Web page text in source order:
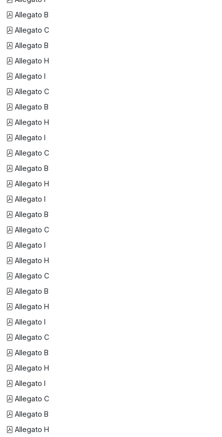
Allegato B
Allegato C
Allegato B
Allegato H
Allegato I
Allegato C
Allegato B
Allegato H
Allegato I
Allegato C
Allegato B
Allegato H
Allegato I
Allegato B
Allegato C
Allegato I
Allegato H
Allegato C
Allegato B
Allegato H
Allegato I
Allegato C
Allegato B
Allegato H
Allegato I
Allegato C
Allegato B
Allegato H